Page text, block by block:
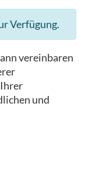
Verfügung.
vereinbaren
und